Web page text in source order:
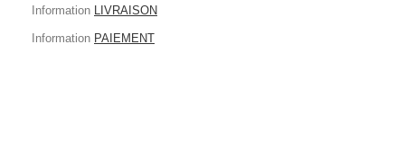
Information LIVRAISON
Information PAIEMENT